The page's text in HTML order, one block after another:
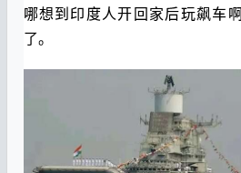
哪想到印度人开回家后玩飙车
了。